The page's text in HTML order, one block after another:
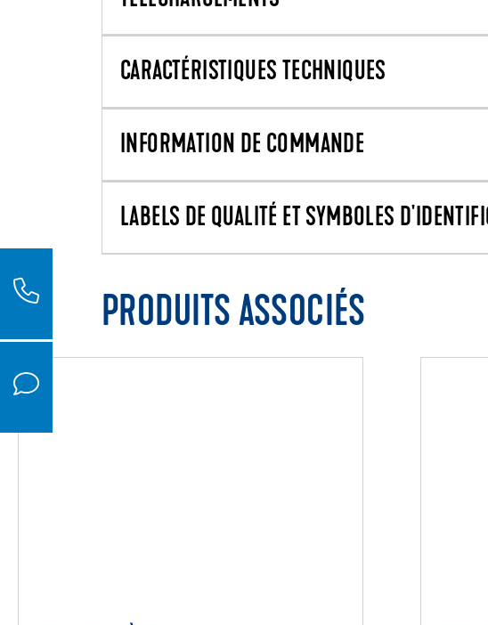
CARACTÉRISTIQUES TECHNIQUES
INFORMATION DE COMMANDE
LABELS DE QUALITÉ ET SYMBOLES
PRODUITS ASSOCIÉS